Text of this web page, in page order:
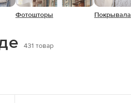
Фотошторы Покрывала
431 товар